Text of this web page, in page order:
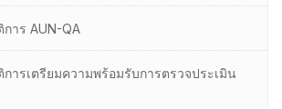
าร AUN-QA
ารเตรียมความพร้อมรับการตรวจประเมิน